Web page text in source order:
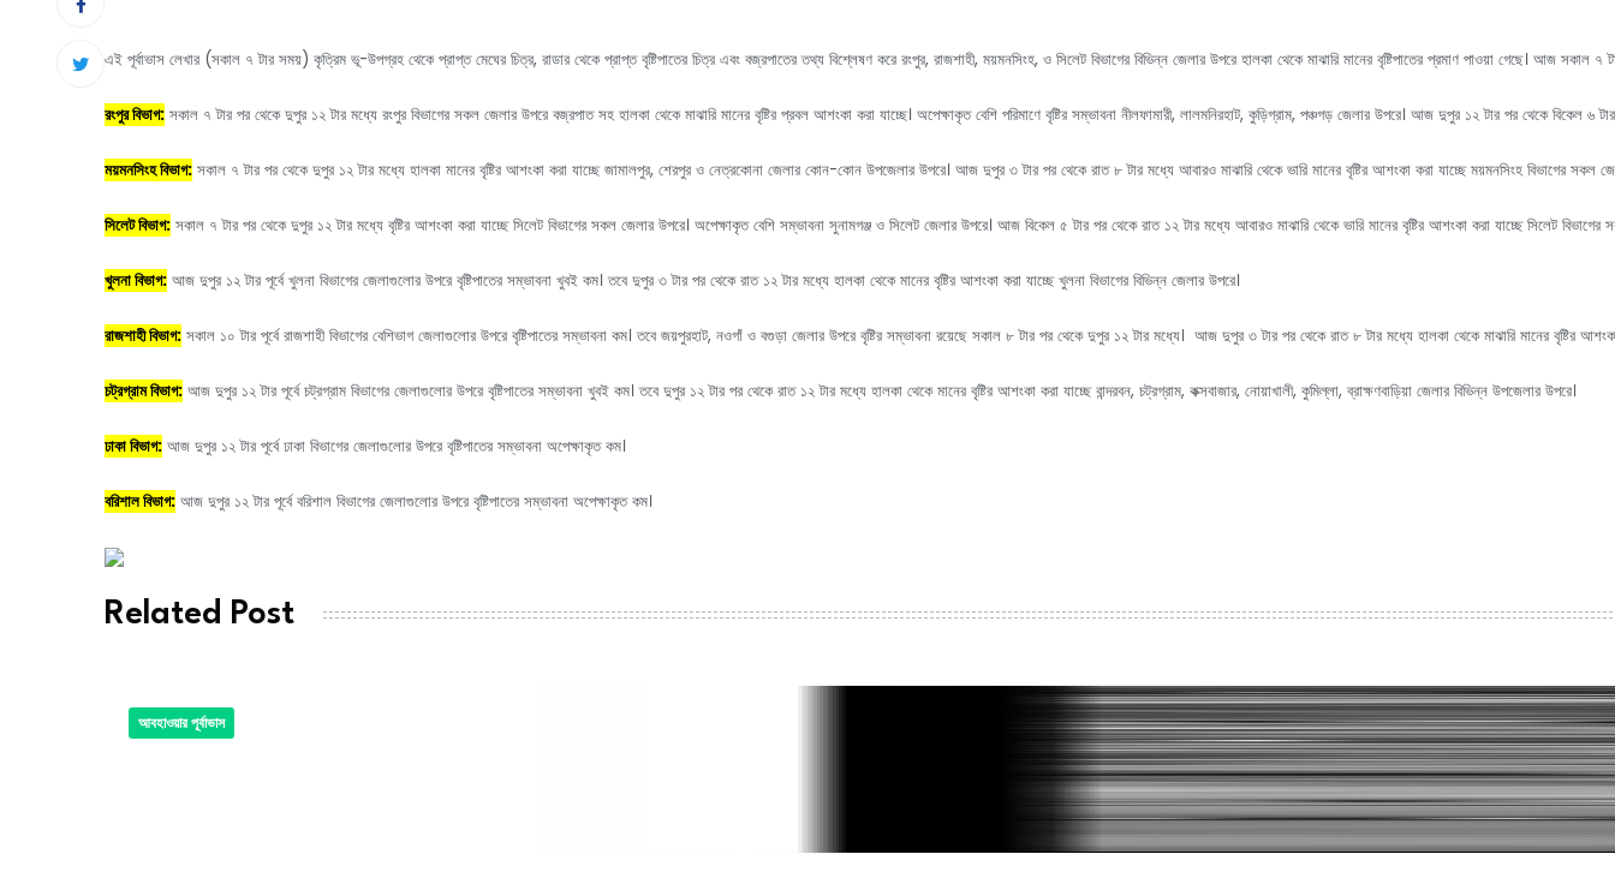
এই পূর্বাভাস লেখার (সকাল ৭ টার সময়) কৃত্রিম ভূ-উপগ্রহ থেকে প্রাপ্ত মেঘের চিত্র, রাডার থেকে প্রাপ্ত বৃষ্টিপাতের চিত্র এবং বজ্রপাতের তথ্য বিশ্লেষণ করে রংপুর, রাজশাহী, ময়মনসিংহ, ও সিলেট বিভাগের বিভিন্ন জেলার উপরে হালকা থেকে মাঝারি মানের বৃষ্টিপাতের প্রমাণ পাওয়া গেছে। আজ সকাল
রংপুর বিভাগ: সকাল ৭ টার পর থেকে দুপুর ১২ টার মধ্যে রংপুর বিভাগের সকল জেলার উপরে বজ্রপাত সহ হালকা থেকে মাঝারি মানের বৃষ্টির প্রবল আশংকা করা যাচ্ছে। অপেক্ষাকৃত বেশি পরিমাণে বৃষ্টির সম্ভাবনা নীলফামারী, লালমনিরহাট, কুড়িগ্রাম, পঞ্চগড় জেলার উপরে। আজ দুপুর ১২ টার পর থেকে বিকেল ৬
ময়মনসিংহ বিভাগ: সকাল ৭ টার পর থেকে দুপুর ১২ টার মধ্যে হালকা মানের বৃষ্টির আশংকা করা যাচ্ছে জামালপুর, শেরপুর ও নেত্রকোনা জেলার কোন-কোন উপজেলার উপরে। আজ দুপুর ৩ টার পর থেকে রাত ৮ টার মধ্যে আবারও মাঝারি থেকে ভারি মানের বৃষ্টির আশংকা করা যাচ্ছে ময়মনসিংহ বিভাগের সকল
সিলেট বিভাগ: সকাল ৭ টার পর থেকে দুপুর ১২ টার মধ্যে বৃষ্টির আশংকা করা যাচ্ছে সিলেট বিভাগের সকল জেলার উপরে। অপেক্ষাকৃত বেশি সম্ভাবনা সুনামগঞ্জ ও সিলেট জেলার উপরে। আজ বিকেল ৫ টার পর থেকে রাত ১২ টার মধ্যে আবারও মাঝারি থেকে ভারি মানের বৃষ্টির আশংকা করা যাচ্ছে সিলেট
খুলনা বিভাগ: আজ দুপুর ১২ টার পূর্বে খুলনা বিভাগের জেলাগুলোর উপরে বৃষ্টিপাতের সম্ভাবনা খুবই কম। তবে দুপুর ৩ টার পর থেকে রাত ১২ টার মধ্যে হালকা থেকে মানের বৃষ্টির আশংকা করা যাচ্ছে খুলনা বিভাগের বিভিন্ন জেলার উপরে।
রাজশাহী বিভাগ: সকাল ১০ টার পূর্বে রাজশাহী বিভাগের বেশিভাগ জেলাগুলোর উপরে বৃষ্টিপাতের সম্ভাবনা কম। তবে জয়পুরহাট, নওগাঁ ও বগুড়া জেলার উপরে বৃষ্টির সম্ভাবনা রয়েছে সকাল ৮ টার পর থেকে দুপুর ১২ টার মধ্যে। আজ দুপুর ৩ টার পর থেকে রাত ৮ টার মধ্যে হালকা থেকে মাঝারি মানের বৃষ্টির
চট্রগ্রাম বিভাগ: আজ দুপুর ১২ টার পূর্বে চট্রগ্রাম বিভাগের জেলাগুলোর উপরে বৃষ্টিপাতের সম্ভাবনা খুবই কম। তবে দুপুর ১২ টার পর থেকে রাত ১২ টার মধ্যে হালকা থেকে মানের বৃষ্টির আশংকা করা যাচ্ছে বান্দরবন, চট্রগ্রাম, কক্সবাজার, নোয়াখালী, কুমিল্লা, ব্রাক্ষণবাড়িয়া জেলার বিভিন্ন উপজেলার উপরে।
ঢাকা বিভাগ: আজ দুপুর ১২ টার পূর্বে ঢাকা বিভাগের জেলাগুলোর উপরে বৃষ্টিপাতের সম্ভাবনা অপেক্ষাকৃত কম।
বরিশাল বিভাগ: আজ দুপুর ১২ টার পূর্বে বরিশাল বিভাগের জেলাগুলোর উপরে বৃষ্টিপাতের সম্ভাবনা অপেক্ষাকৃত কম।
Related Post
আবহাওয়ার পূর্বাভাস